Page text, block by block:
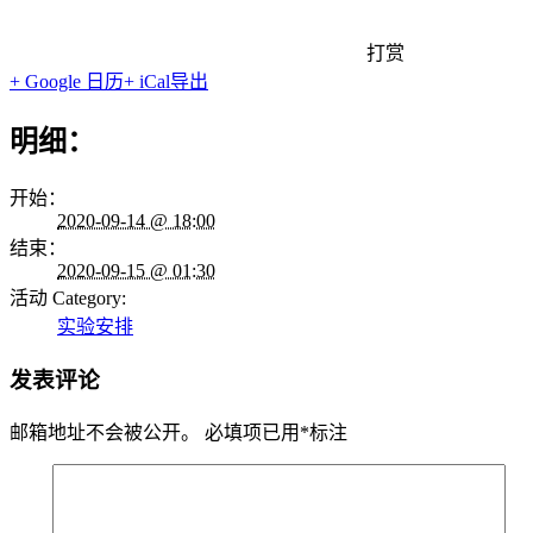
打赏
+ Google 日历+ iCal导出
明细：
开始：
2020-09-14 @ 18:00
结束：
2020-09-15 @ 01:30
活动 Category:
实验安排
发表评论
邮箱地址不会被公开。 必填项已用 *标注